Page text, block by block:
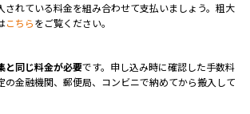
されている料金を組み合わせて支払いましょう。粗大
こちらをご覧ください。
と同じ料金が必要です。申し込み時に確認した手数料
の金融機関、郵便局、コンビニで納めてから搬入して